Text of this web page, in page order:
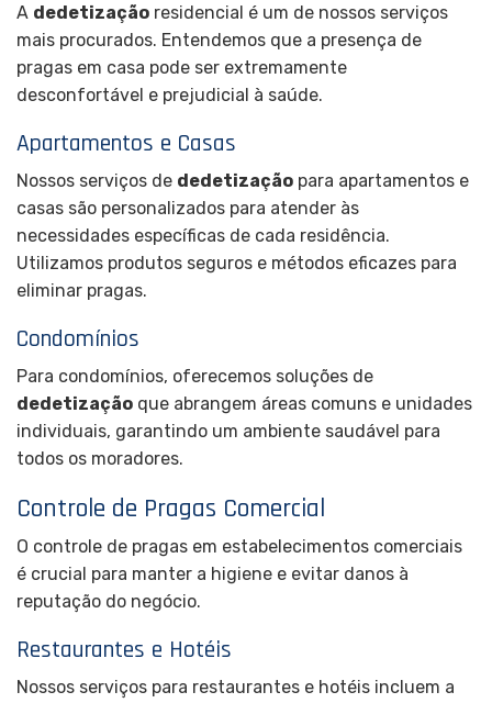
A dedetização residencial é um de nossos serviços
mais procurados. Entendemos que a presença de
pragas em casa pode ser extremamente
desconfortável e prejudicial à saúde.
Apartamentos e Casas
Nossos serviços de dedetização para apartamentos e
casas são personalizados para atender às
necessidades específicas de cada residência.
Utilizamos produtos seguros e métodos eficazes para
eliminar pragas.
Condomínios
Para condomínios, oferecemos soluções de
dedetização que abrangem áreas comuns e unidades
individuais, garantindo um ambiente saudável para
todos os moradores.
Controle de Pragas Comercial
O controle de pragas em estabelecimentos comerciais
é crucial para manter a higiene e evitar danos à
reputação do negócio.
Restaurantes e Hotéis
Nossos serviços para restaurantes e hotéis incluem a